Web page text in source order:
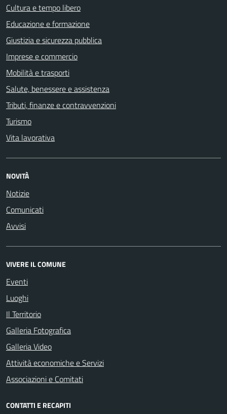
Cultura e tempo libero
Educazione e formazione
Giustizia e sicurezza pubblica
Imprese e commercio
Mobilità e trasporti
Salute, benessere e assistenza
Tributi, finanze e contravvenzioni
Turismo
Vita lavorativa
NOVITÀ
Notizie
Comunicati
Avvisi
VIVERE IL COMUNE
Eventi
Luoghi
Il Territorio
Galleria Fotografica
Galleria Video
Attività economiche e Servizi
Associazioni e Comitati
CONTATTI E RECAPITI